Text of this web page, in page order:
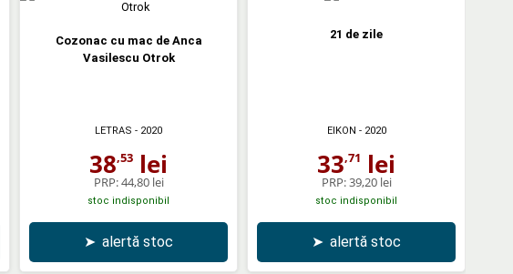
Cozonac cu mac de Anca
Vasilescu Otrok
LETRAS - 2020
38,53 lei
PRP:44,80 lei
stoc indisponibil
➤ alertă stoc
21 de zile
EIKON - 2020
33,71 lei
PRP:39,20 lei
stoc indisponibil
➤ alertă stoc